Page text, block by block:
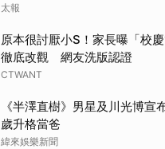
太報
原本很討厭小S！家長曝「校
徹底改觀 網友洗版認證
CTWANT
《半澤直樹》男星及川光博
歲升格當爸
緯來娛樂新聞